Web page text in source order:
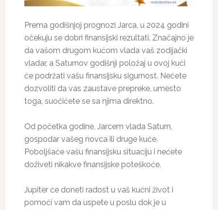
Prema godišnjoj prognozi Jarca, u 2024 godini
očekuju se dobri finansijski rezultati. Značajno je
da vašom drugom kućom vlada vaš zodijački
vladar, a Saturnov godišnji položaj u ovoj kući
će podržati vašu finansijsku sigurnost. Nećete
dozvoliti da vas zaustave prepreke, umesto
toga, suočićete se sa njima direktno.
Od početka godine, Jarcem vlada Saturn,
gospodar vašeg novca ili druge kuće.
Poboljšaće vašu finansijsku situaciju i nećete
doživeti nikakve finansijske poteškoće.
Jupiter će doneti radost u vaš kućni život i
pomoći vam da uspete u poslu dok je u